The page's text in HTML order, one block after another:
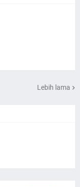
Lebih lama